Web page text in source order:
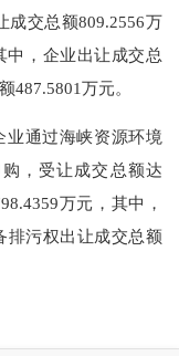
成交总额809.2556万
中，企业出让成交总
487.5801万元。
业通过海峡资源环境
，受让成交总额达
万元，其中，
排污权出让成交总额